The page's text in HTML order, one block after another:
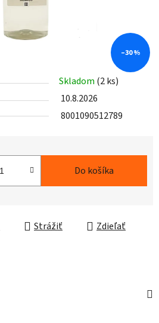
Skladom (2 ks)
10.8.2026
8001090512789
Do košíka
Strážiť Zdieľať
–30 %